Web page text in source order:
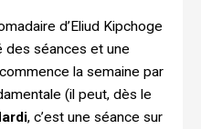
d’Eliud Kipchoge
des séances et une
la semaine par
(il peut, dès le
, c’est une séance sur